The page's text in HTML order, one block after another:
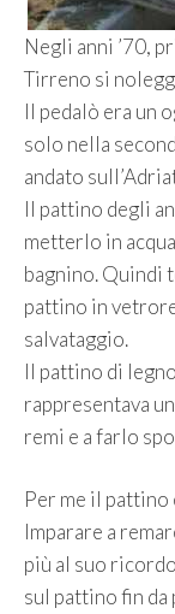
Negli anni ’70,
Tirreno si
Il pedalò era un
solo nella
andato
Il pattino degli
metterlo in
bagnino. Quindi
pattino in
salvataggio.
Il pattino di
rappresentava
remi e a farlo
Per me il
Imparare a
più al suo
sul pattino fin da